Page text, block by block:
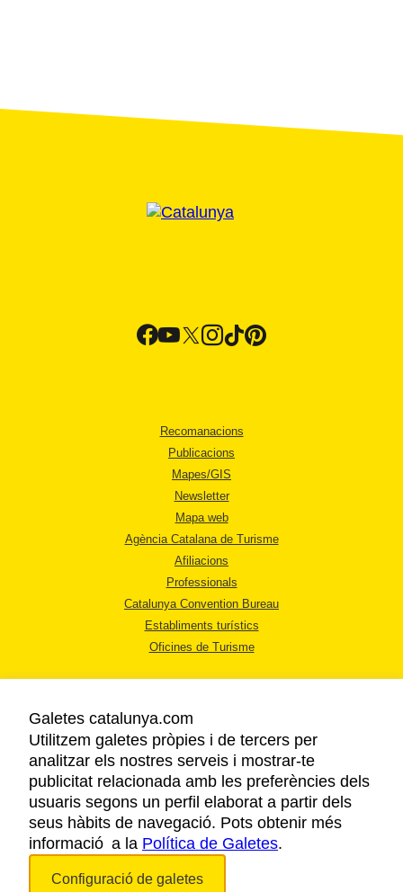
Recomanacions
Publicacions
Mapes/GIS
Newsletter
Mapa web
Agència Catalana de Turisme
Afiliacions
Professionals
Catalunya Convention Bureau
Establiments turístics
Oficines de Turisme
AVÍS LEGAL
POLÍTICA DE PRIVACITAT
COOKIES
ACCESSIBILITAT
Galetes catalunya.com
Utilitzem galetes pròpies i de tercers per
analitzar els nostres serveis i mostrar-te
publicitat relacionada amb les preferències dels
usuaris segons un perfil elaborat a partir dels
seus hàbits de navegació. Pots obtenir més
informació a la Política de Galetes.
Configuració de galetes